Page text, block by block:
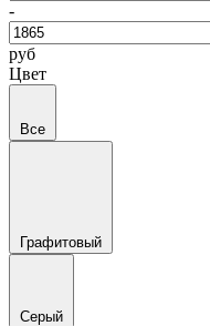
-
руб
Цвет
Все
Графитовый
Серый